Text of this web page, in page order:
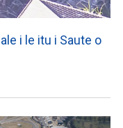
i le itu i Saute o